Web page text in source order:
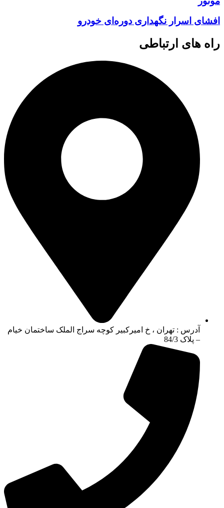
افشای اسرار نگهداری دوره‌ای خودرو
راه های ارتباطی
آدرس : تهران ، خ امیرکبیر کوچه سراج الملک ساختمان خیام
– پلاک 84/3